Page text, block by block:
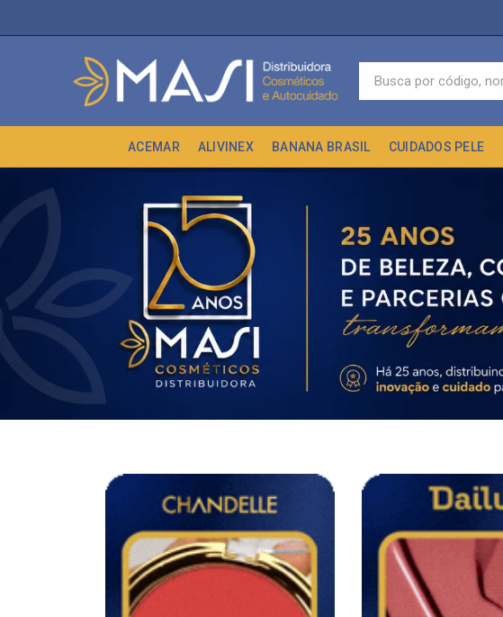
ACEMAR ALIVINEX BANANA BRASIL CUIDADOS PELE